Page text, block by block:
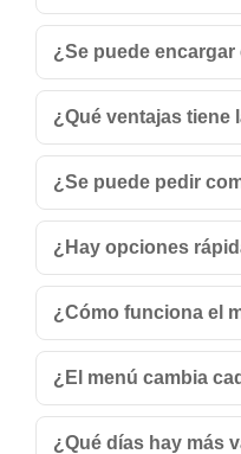
¿Se puede
¿Qué ventajas tiene
¿Se puede pedir
¿Hay opciones
¿Cómo funciona el
¿El menú cambia
¿Qué días hay más